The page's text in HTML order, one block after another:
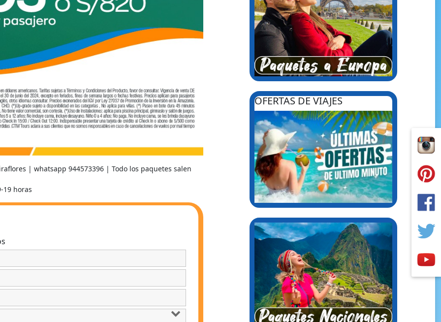
| whatsapp 944573396 | Todo los paquetes salen
19 horas
OFERTAS DE VIAJES